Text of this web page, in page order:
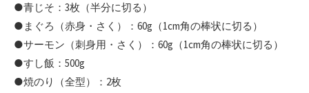
●青じそ：3枚（半分に切る）
●まぐろ（赤身・さく）：60g（1cm角の棒状に切る）
●サーモン（刺身用・さく）：60g（1cm角の棒状に切る）
●すし飯：500g
●焼のり（全型）：2枚